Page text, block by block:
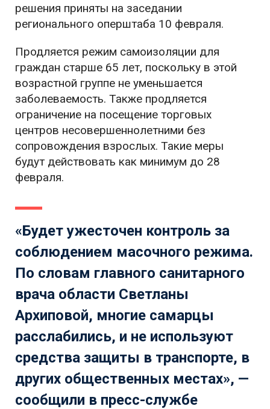
решения приняты на заседании
регионального оперштаба 10 февраля.
Продляется режим самоизоляции для
граждан старше 65 лет, поскольку в этой
возрастной группе не уменьшается
заболеваемость. Также продляется
ограничение на посещение торговых
центров несовершеннолетними без
сопровождения взрослых. Такие меры
будут действовать как минимум до 28
февраля.
«Будет ужесточен контроль за
соблюдением масочного режима.
По словам главного санитарного
врача области Светланы
Архиповой, многие самарцы
расслабились, и не используют
средства защиты в транспорте, в
других общественных местах», —
сообщили в пресс-службе